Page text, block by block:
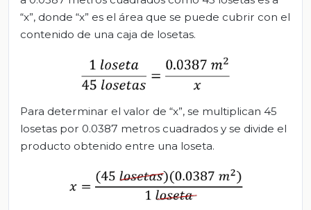
“x”, donde “x” es el área que se puede cubrir con el
contenido de una caja de losetas.
Para determinar el valor de “x”, se multiplican 45
losetas por 0.0387 metros cuadrados y se divide el
producto obtenido entre una loseta.